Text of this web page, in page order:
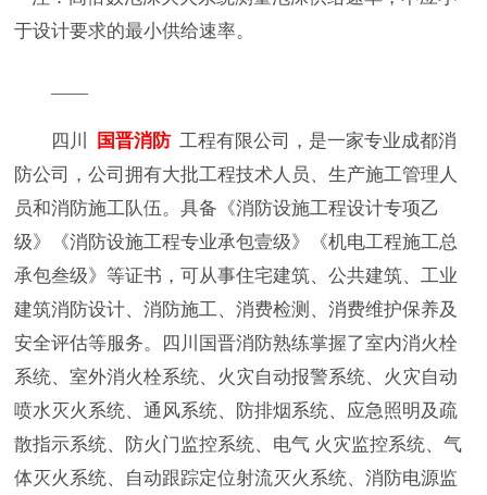
于设计要求的最小供给速率。
——
四川 国晋消防 工程有限公司，是一家专业成都消
防公司，公司拥有大批工程技术人员、生产施工管理人
员和消防施工队伍。具备《消防设施工程设计专项乙
级》《消防设施工程专业承包壹级》《机电工程施工总
承包叁级》等证书，可从事住宅建筑、公共建筑、工业
建筑消防设计、消防施工、消费检测、消费维护保养及
安全评估等服务。四川国晋消防熟练掌握了室内消火栓
系统、室外消火栓系统、火灾自动报警系统、火灾自动
喷水灭火系统、通风系统、防排烟系统、应急照明及疏
散指示系统、防火门监控系统、电气 火灾监控系统、气
体灭火系统、自动跟踪定位射流灭火系统、消防电源监